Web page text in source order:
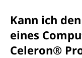
Kann ich
eines
Celeron®